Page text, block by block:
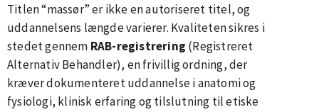
Titlen “massør” er ikke en autoriseret titel, og
uddannelsens længde varierer. Kvaliteten sikres i
stedet gennem RAB-registrering (Registreret
Alternativ Behandler), en frivillig ordning, der
kræver dokumenteret uddannelse i anatomi og
fysiologi, klinisk erfaring og tilslutning til etiske